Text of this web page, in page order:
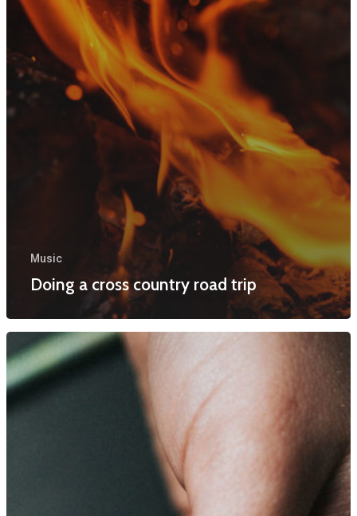
Music
Doing a cross country road trip